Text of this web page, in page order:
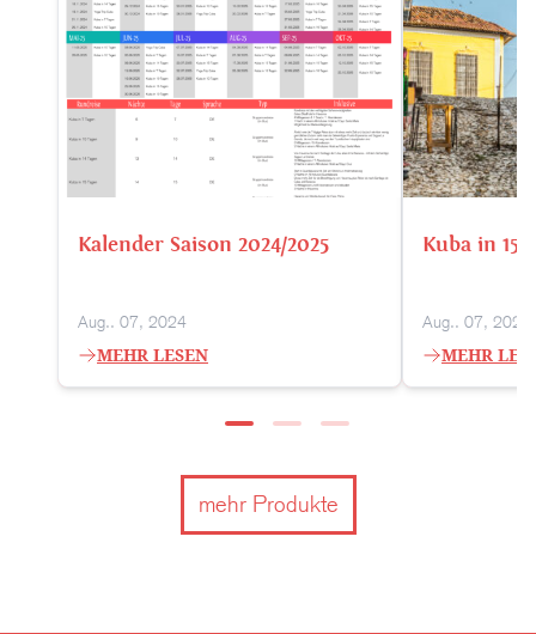
Kalender Saison 2024/2025
Aug.. 07, 2024
MEHR LESEN
Kuba in 15
Aug.. 07, 2024
MEHR
mehr Produkte